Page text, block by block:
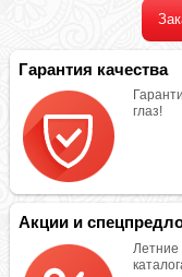
Гарантия качества
глаз!
Акции и
Летние